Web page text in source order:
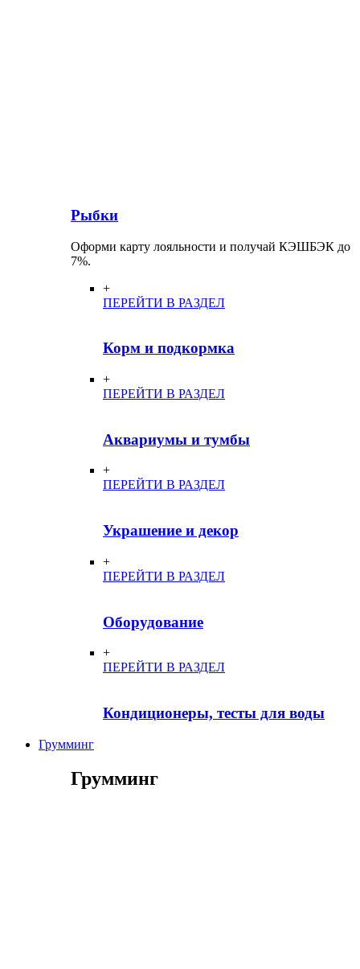
Рыбки
Оформи карту лояльности и получай КЭШБЭК до
7%.
+
ПЕРЕЙТИ В РАЗДЕЛ
Корм и подкормка
+
ПЕРЕЙТИ В РАЗДЕЛ
Аквариумы и тумбы
+
ПЕРЕЙТИ В РАЗДЕЛ
Украшение и декор
+
ПЕРЕЙТИ В РАЗДЕЛ
Оборудование
+
ПЕРЕЙТИ В РАЗДЕЛ
Кондиционеры, тесты для воды
Грумминг
Грумминг